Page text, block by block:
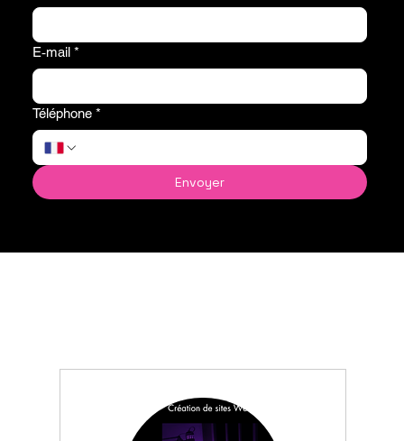
E‑mail *
Téléphone *
Envoyer